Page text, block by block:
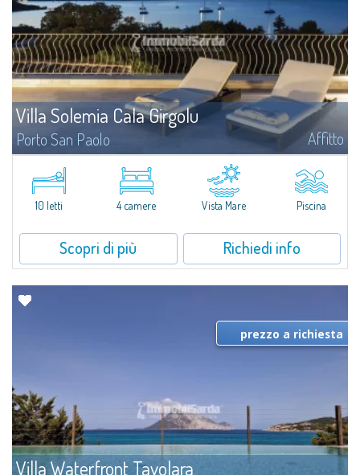
Villa Solemia Cala Girgolu
Porto San Paolo Affitto
​​Immersa in un parco di macchia mediterranea a pochi passi dal mare, Villa
Solemia Cala Girgolu é una fantastica villa in affitto nell’area di Porto San
Paolo, famosa località turistica nonché punto focale dei...
10 letti 4 camere Vista Mare Piscina
Scopri di più Richiedi info
Villa Waterfront Tavolara
prezzo a richiesta